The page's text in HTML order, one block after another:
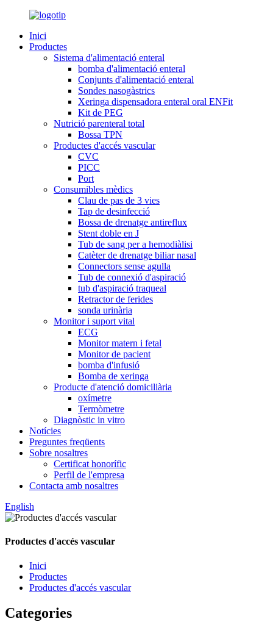
Inici
Productes
Sistema d'alimentació enteral
bomba d'alimentació enteral
Conjunts d'alimentació enteral
Sondes nasogàstrics
Xeringa dispensadora enteral oral ENFit
Kit de PEG
Nutrició parenteral total
Bossa TPN
Productes d'accés vascular
CVC
PICC
Port
Consumibles mèdics
Clau de pas de 3 vies
Tap de desinfecció
Bossa de drenatge antireflux
Stent doble en J
Tub de sang per a hemodiàlisi
Catèter de drenatge biliar nasal
Connectors sense agulla
Tub de connexió d'aspiració
tub d'aspiració traqueal
Retractor de ferides
sonda urinària
Monitor i suport vital
ECG
Monitor matern i fetal
Monitor de pacient
bomba d'infusió
Bomba de xeringa
Producte d'atenció domiciliària
oxímetre
Termòmetre
Diagnòstic in vitro
Notícies
Preguntes freqüents
Sobre nosaltres
Certificat honorífic
Perfil de l'empresa
Contacta amb nosaltres
English
Productes d'accés vascular
Inici
Productes
Productes d'accés vascular
Categories